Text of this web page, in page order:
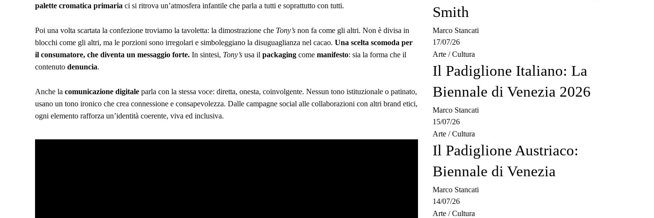
palette cromatica primaria ci si ritrova un’atmosfera infantile che parla a tutti e soprattutto con tutti.
Poi una volta scartata la confezione troviamo la tavoletta: la dimostrazione che Tony’s non fa come gli altri. Non è divisa in
blocchi come gli altri, ma le porzioni sono irregolari e simboleggiano la disuguaglianza nel cacao. Una scelta scomoda per
il consumatore, che diventa un messaggio forte. In sintesi, Tony’s usa il packaging come manifesto: sia la forma che il
contenuto denuncia.
Anche la comunicazione digitale parla con la stessa voce: diretta, onesta, coinvolgente. Nessun tono istituzionale o patinato,
usano un tono ironico che crea connessione e consapevolezza. Dalle campagne social alle collaborazioni con altri brand etici,
ogni elemento rafforza un’identità coerente, viva ed inclusiva.
Smith
Marco Stancati
17/07/26
Arte / Cultura
Il Padiglione Italiano: La
Biennale di Venezia 2026
Marco Stancati
15/07/26
Arte / Cultura
Il Padiglione Austriaco:
Biennale di Venezia
Marco Stancati
14/07/26
Arte / Cultura